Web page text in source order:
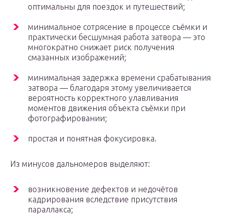
оптимальны для поездок и путешествий;
минимальное сотрясение в процессе съёмки и
практически бесшумная работа затвора — это
многократно снижает риск получения
смазанных изображений;
минимальная задержка времени срабатывания
затвора — благодаря этому увеличивается
вероятность корректного улавливания
моментов движения объекта съёмки при
фотографировании;
простая и понятная фокусировка.
Из минусов дальномеров выделяют:
возникновение дефектов и недочётов
кадрирования вследствие присутствия
параллакса;